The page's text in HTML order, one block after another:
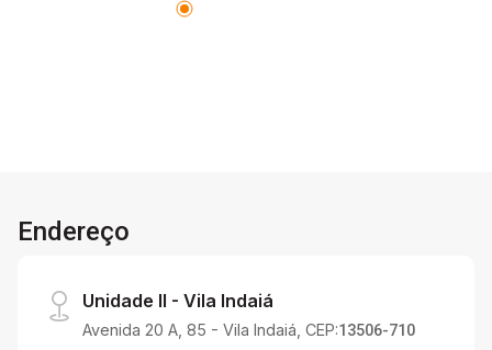
Endereço
Unidade II - Vila Indaiá
Avenida 20 A, 85 - Vila Indaiá, CEP:13506-710